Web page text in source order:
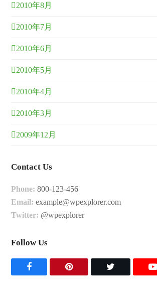
2010年8月
2010年7月
2010年6月
2010年5月
2010年4月
2010年3月
2009年12月
Contact Us
Phone: 800-123-456
Email: example@wpexplorer.com
Twitter: @wpexplorer
Follow Us
F
P
T